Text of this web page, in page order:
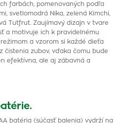
farbách, pomenovaných podľa
svetlomodrá Nika, zelená Kimchi,
Tutfrut. Zaujímavý dizajn v tvare
a motivuje ich k pravidelnému
a vzorom si každé dieťa
čistenia zubov, vďaka čomu bude
efektívna, ale aj zábavná a
batéria (súčasť balenia) vydrží na